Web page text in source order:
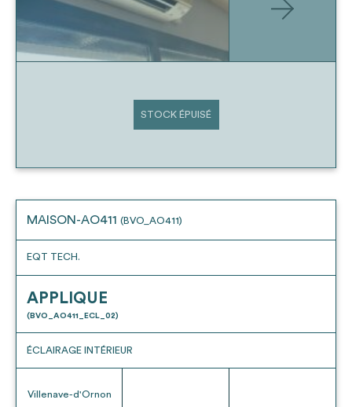
STOCK ÉPUISÉ
MAISON-AO411 (BVO_AO411)
EQT TECH.
APPLIQUE
(BVO_AO411_ECL_02)
ÉCLAIRAGE INTÉRIEUR
Villenave-d'Ornon